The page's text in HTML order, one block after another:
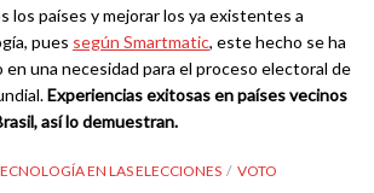
los países y mejorar los ya existentes a
pues según Smartmatic, este hecho se ha
una necesidad para el proceso electoral de
Experiencias exitosas en países vecinos
así lo demuestran.
EN LAS ELECCIONES
VOTO